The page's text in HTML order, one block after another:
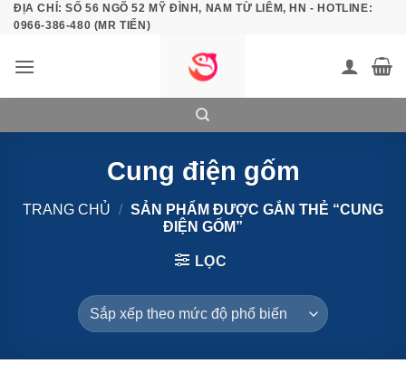
Bỏ
qua
dung
ĐỊA CHỈ: SỐ 56 NGÕ 52 MỸ ĐÌNH, NAM TỪ LIÊM, HN - HOTLINE:
0966-386-480 (MR TIẾN)
Cung điện gốm
TRANG CHỦ / SẢN PHẨM ĐƯỢC GẮN THẺ “CUNG
ĐIỆN GỐM”
LỌC